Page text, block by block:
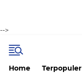
-->
Home Terpopuler